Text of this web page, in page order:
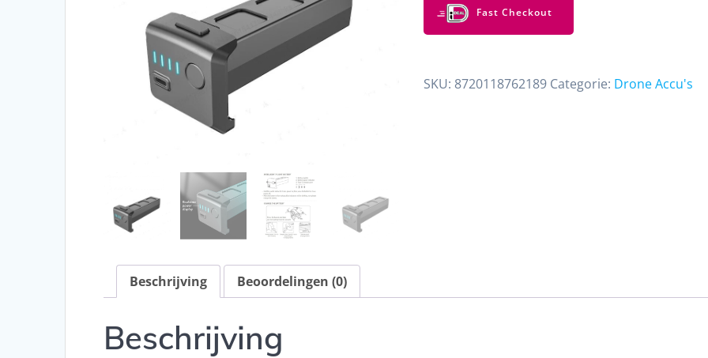
Geschikt
Voor
Drone
Fast Checkout
SKU: 8720118762189 Categorie: Drone Accu's
Beschrijving Beoordelingen (0)
Beschrijving